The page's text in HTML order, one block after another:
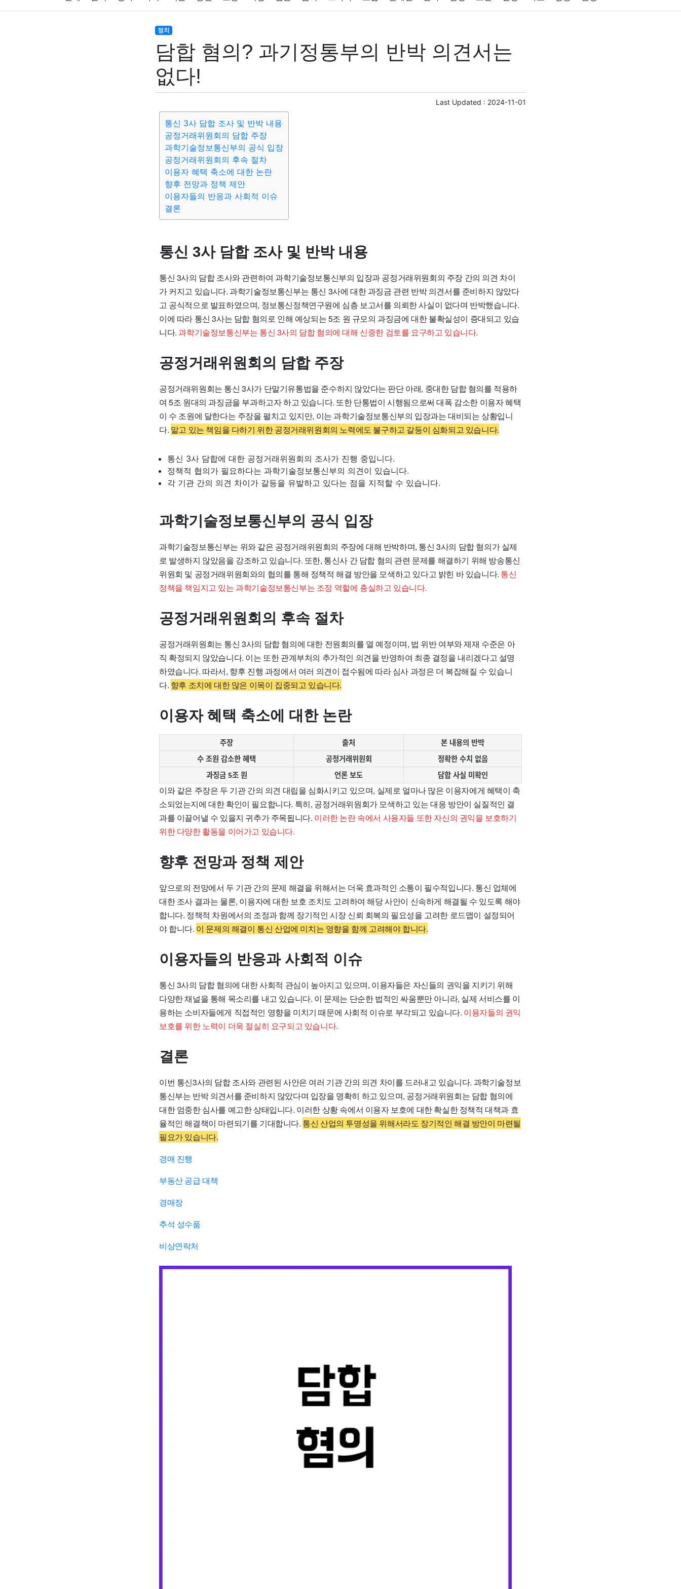
블록체인
여행 맛집 IT 컴퓨터 기술 종교 사회 정치 건강 의료 의학 경제 마케팅 부동산
정치
담합 혐의? 과기정통부의 반박 의견서는
없다!
Last Updated : 2024-11-01
통신 3사 담합 조사 및 반박 내용
공정거래위원회의 담합 주장
과학기술정보통신부의 공식 입장
공정거래위원회의 후속 절차
이용자 혜택 축소에 대한 논란
향후 전망과 정책 제안
이용자들의 반응과 사회적 이슈
결론
통신 3사 담합 조사 및 반박 내용
통신 3사의 담합 조사와 관련하여 과학기술정보통신부의 입장과 공정거래위원회의 주장 간의 의견 차이
가 커지고 있습니다. 과학기술정보통신부는 통신 3사에 대한 과징금 관련 반박 의견서를 준비하지 않았다
고 공식적으로 발표하였으며, 정보통신정책연구원에 심층 보고서를 의뢰한 사실이 없다며 반박했습니다.
이에 따라 통신 3사는 담합 혐의로 인해 예상되는 5조 원 규모의 과징금에 대한 불확실성이 증대되고 있습
니다. 과학기술정보통신부는 통신 3사의 담합 혐의에 대해 신중한 검토를 요구하고 있습니다.
공정거래위원회의 담합 주장
공정거래위원회는 통신 3사가 단말기유통법을 준수하지 않았다는 판단 아래, 중대한 담합 혐의를 적용하
여 5조 원대의 과징금을 부과하고자 하고 있습니다. 또한 단통법이 시행됨으로써 대폭 감소한 이용자 혜택
이 수 조원에 달한다는 주장을 펼치고 있지만, 이는 과학기술정보통신부의 입장과는 대비되는 상황입니
다. 맡고 있는 책임을 다하기 위한 공정거래위원회의 노력에도 불구하고 갈등이 심화되고 있습니다.
통신 3사 담합에 대한 공정거래위원회의 조사가 진행 중입니다.
정책적 협의가 필요하다는 과학기술정보통신부의 의견이 있습니다.
각 기관 간의 의견 차이가 갈등을 유발하고 있다는 점을 지적할 수 있습니다.
과학기술정보통신부의 공식 입장
과학기술정보통신부는 위와 같은 공정거래위원회의 주장에 대해 반박하며, 통신 3사의 담합 혐의가 실제
로 발생하지 않았음을 강조하고 있습니다. 또한, 통신사 간 담합 혐의 관련 문제를 해결하기 위해 방송통신
위원회 및 공정거래위원회와의 협의를 통해 정책적 해결 방안을 모색하고 있다고 밝힌 바 있습니다. 통신
정책을 책임지고 있는 과학기술정보통신부는 조정 역할에 충실하고 있습니다.
공정거래위원회의 후속 절차
공정거래위원회는 통신 3사의 담합 혐의에 대한 전원회의를 열 예정이며, 법 위반 여부와 제재 수준은 아
직 확정되지 않았습니다. 이는 또한 관계부처의 추가적인 의견을 반영하여 최종 결정을 내리겠다고 설명
하였습니다. 따라서, 향후 진행 과정에서 여러 의견이 접수됨에 따라 심사 과정은 더 복잡해질 수 있습니
다. 향후 조치에 대한 많은 이목이 집중되고 있습니다.
이용자 혜택 축소에 대한 논란
주장 출처
본 내용의 반박
수 조원 감소한 혜택
공정거래위원회
정확한 수치 없음
과징금 5조 원
언론 보도 담합 사실 미확인
이와 같은 주장은 두 기관 간의 의견 대립을 심화시키고 있으며, 실제로 얼마나 많은 이용자에게 혜택이 축
소되었는지에 대한 확인이 필요합니다. 특히, 공정거래위원회가 모색하고 있는 대응 방안이 실질적인 결
과를 이끌어낼 수 있을지 귀추가 주목됩니다. 이러한 논란 속에서 사용자들 또한 자신의 권익을 보호하기
위한 다양한 활동을 이어가고 있습니다.
향후 전망과 정책 제안
앞으로의 전망에서 두 기관 간의 문제 해결을 위해서는 더욱 효과적인 소통이 필수적입니다. 통신 업체에
대한 조사 결과는 물론, 이용자에 대한 보호 조치도 고려하여 해당 사안이 신속하게 해결될 수 있도록 해야
합니다. 정책적 차원에서의 조정과 함께 장기적인 시장 신뢰 회복의 필요성을 고려한 로드맵이 설정되어
야 합니다. 이 문제의 해결이 통신 산업에 미치는 영향을 함께 고려해야 합니다.
이용자들의 반응과 사회적 이슈
통신 3사의 담합 혐의에 대한 사회적 관심이 높아지고 있으며, 이용자들은 자신들의 권익을 지키기 위해
다양한 채널을 통해 목소리를 내고 있습니다. 이 문제는 단순한 법적인 싸움뿐만 아니라, 실제 서비스를 이
용하는 소비자들에게 직접적인 영향을 미치기 때문에 사회적 이슈로 부각되고 있습니다. 이용자들의 권익
보호를 위한 노력이 더욱 절실히 요구되고 있습니다.
결론
이번 통신3사의 담합 조사와 관련된 사안은 여러 기관 간의 의견 차이를 드러내고 있습니다. 과학기술정보
통신부는 반박 의견서를 준비하지 않았다며 입장을 명확히 하고 있으며, 공정거래위원회는 담합 혐의에
대한 엄중한 심사를 예고한 상태입니다. 이러한 상황 속에서 이용자 보호에 대한 확실한 정책적 대책과 효
율적인 해결책이 마련되기를 기대합니다. 통신 산업의 투명성을 위해서라도 장기적인 해결 방안이 마련될
필요가 있습니다.
경매 진행
부동산 공급 대책
경매장
추석 성수품
비상연락처